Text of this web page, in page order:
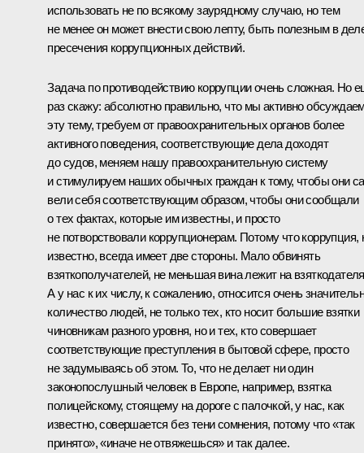
использовать не по всякому заурядному случаю, но тем
не менее он может внести свою лепту, быть полезным в
пресечения коррупционных действий.
Задача по противодействию коррупции очень сложная. Но
раз скажу: абсолютно правильно, что мы активно
эту тему, требуем от правоохранительных органов более
активного поведения, соответствующие дела доходят
до судов, меняем нашу правоохранительную систему
и стимулируем наших обычных граждан к тому, чтобы они
вели себя соответствующим образом, чтобы они сообщали
о тех фактах, которые им известны, и просто
не потворствовали коррупционерам. Потому что коррупция,
известно, всегда имеет две стороны. Мало обвинять
взяткополучателей, не меньшая вина лежит на
А у нас к их числу, к сожалению, относится очень
количество людей, не только тех, кто носит большие взятки
чиновникам разного уровня, но и тех, кто совершает
соответствующие преступления в бытовой сфере, просто
не задумываясь об этом. То, что не делает ни один
законопослушный человек в Европе, например, взятка
полицейскому, стоящему на дороге с палочкой, у нас, как
известно, совершается без тени сомнения, потому что «так
принято», «иначе не отвяжешься» и так далее.